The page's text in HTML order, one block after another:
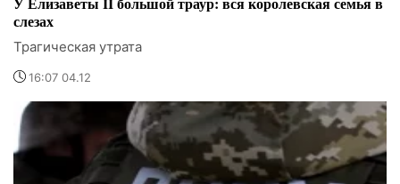
слезах
Трагическая утрата
16:07 04.12